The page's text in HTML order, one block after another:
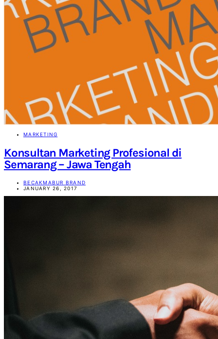
MARKETING
Konsultan Marketing Profesional di
Semarang – Jawa Tengah
BECAKMABUR BRAND
JANUARY 26, 2017